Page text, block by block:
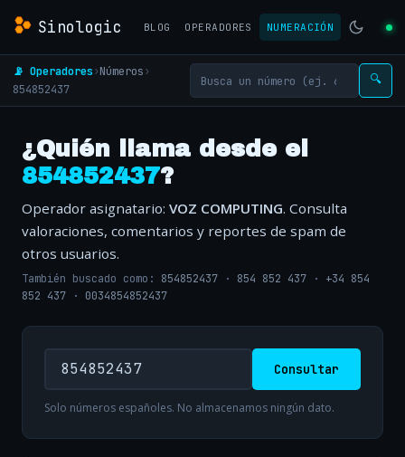
Sinologic BLOG OPERADORES NUMERACIÓN
📡 Operadores›Números›
854852437
🔍
¿Quién llama desde el
854852437?
Operador asignatario: VOZ COMPUTING. Consulta
valoraciones, comentarios y reportes de spam de
otros usuarios.
También buscado como: 854852437 · 854 852 437 · +34 854
852 437 · 0034854852437
Consultar
Solo números españoles. No almacenamos ningún dato.